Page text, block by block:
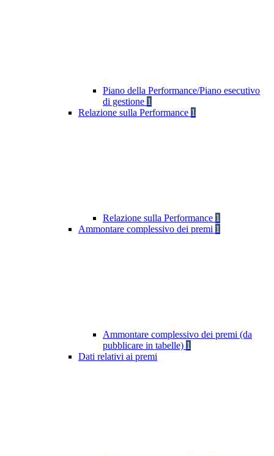
Piano della Performance/Piano esecutivo
di gestione 1
Relazione sulla Performance 1
Relazione sulla Performance 1
Ammontare complessivo dei premi 1
Ammontare complessivo dei premi (da
pubblicare in tabelle) 1
Dati relativi ai premi